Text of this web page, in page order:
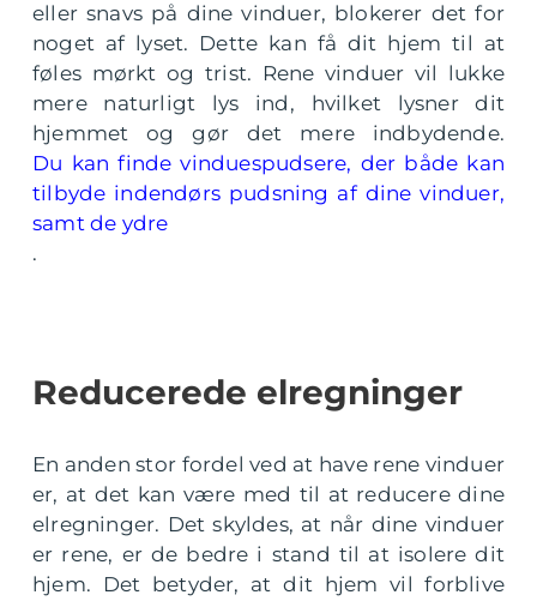
eller snavs på dine vinduer, blokerer det for
noget af lyset. Dette kan få dit hjem til at
føles mørkt og trist. Rene vinduer vil lukke
mere naturligt lys ind, hvilket lysner dit
hjemmet og gør det mere indbydende.
Du kan finde vinduespudsere, der både kan
tilbyde indendørs pudsning af dine vinduer,
samt de ydre
.
Reducerede elregninger
En anden stor fordel ved at have rene vinduer
er, at det kan være med til at reducere dine
elregninger. Det skyldes, at når dine vinduer
er rene, er de bedre i stand til at isolere dit
hjem. Det betyder, at dit hjem vil forblive